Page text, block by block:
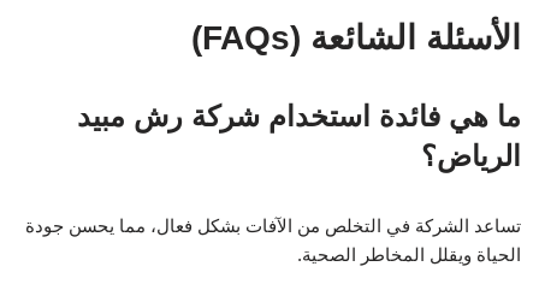
الأسئلة الشائعة (FAQs)
ما هي فائدة استخدام شركة رش مبيد
الرياض؟
تساعد الشركة في التخلص من الآفات بشكل فعال، مما يحسن جودة
الحياة ويقلل المخاطر الصحية.